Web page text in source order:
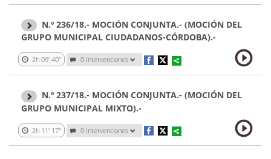
N.º 236/18.- MOCIÓN CONJUNTA.- (MOCIÓN DEL
GRUPO MUNICIPAL CIUDADANOS-CÓRDOBA).-
2h 09' 40'' 0 Intervenciones
N.º 237/18.- MOCIÓN CONJUNTA.- (MOCIÓN DEL
GRUPO MUNICIPAL MIXTO).-
2h 11' 17'' 0 Intervenciones